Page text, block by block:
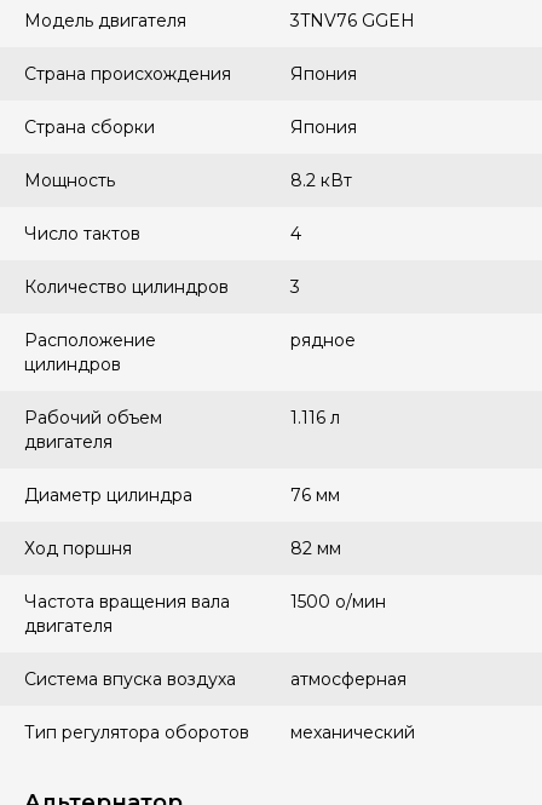
Модель двигателя 3TNV76 GGEH
Страна происхождения Япония
Страна сборки Япония
Мощность 8.2 кВт
Число тактов 4
Количество цилиндров 3
Расположение
цилиндров
рядное
Рабочий объем
двигателя
1.116 л
Диаметр цилиндра 76 мм
Ход поршня 82 мм
Частота вращения вала
двигателя
1500 о/мин
Система впуска воздуха атмосферная
Тип регулятора оборотов механический